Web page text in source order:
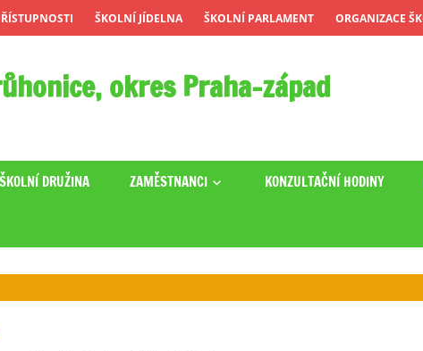
ŠKOLNÍ JÍDELNA ŠKOLNÍ PARLAMENT ORGANIZACE
okres Praha-západ
ŠKOLNÍ DRUŽINA ZAMĚSTNANCI KONZULTAČNÍ HODINY